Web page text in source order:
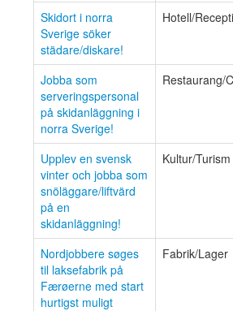
Skidort i norra
Sverige söker
städare/diskare!
Hotell/
Jobba som
serveringspersonal
på skidanläggning i
norra Sverige!
Restaurang/
Upplev en svensk
vinter och jobba som
snöläggare/liftvärd
på en
skidanläggning!
Kultur/Turism
Nordjobbere søges
til laksefabrik på
Færøerne med start
hurtigst muligt
Fabrik/Lager